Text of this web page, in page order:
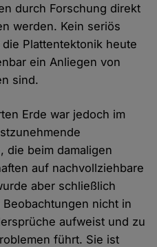
durch Forschung direkt
werden. Kein seriös
Plattentektonik heute
ein Anliegen von
sind.
Erde war jedoch im
die beim damaligen
auf nachvollziehbare
aber schließlich
nicht in
aufweist und zu
führt. Sie ist